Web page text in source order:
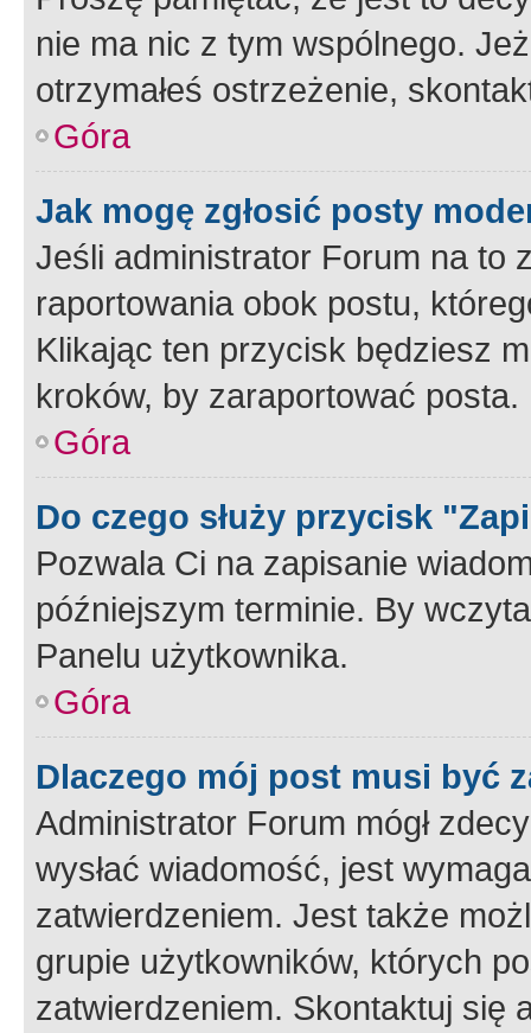
nie ma nic z tym wspólnego.
otrzymałeś ostrzeżenie,
Góra
Jak mogę zgłosić posty
Jeśli administrator Forum na to
raportowania obok postu,
Klikając ten przycisk będziesz
kroków, by zaraportować posta.
Góra
Do czego służy przycisk
Pozwala Ci na zapisanie
późniejszym terminie. By
Panelu użytkownika.
Góra
Dlaczego mój post musi być
Administrator Forum mógł
wysłać wiadomość, jest
zatwierdzeniem. Jest także
grupie użytkowników, których
zatwierdzeniem. Skontaktuj się